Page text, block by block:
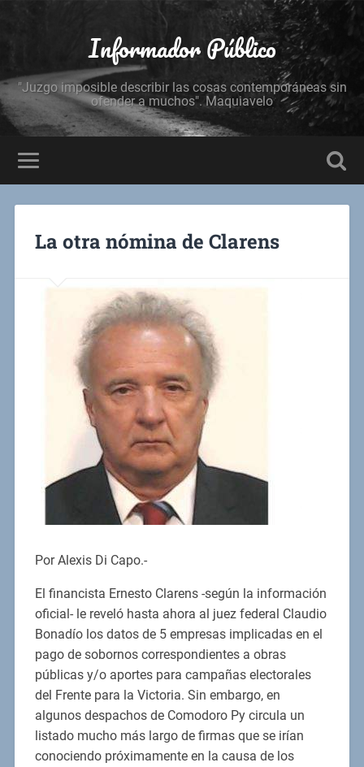
Informador Público
"Juzgo imposible describir las cosas contemporáneas sin
ofender a muchos". Maquiavelo
La otra nómina de Clarens
Por Alexis Di Capo.-
El financista Ernesto Clarens -según la información
oficial- le reveló hasta ahora al juez federal Claudio
Bonadío los datos de 5 empresas implicadas en el
pago de sobornos correspondientes a obras
públicas y/o aportes para campañas electorales
del Frente para la Victoria. Sin embargo, en
algunos despachos de Comodoro Py circula un
listado mucho más largo de firmas que se irían
conociendo próximamente en la causa de los